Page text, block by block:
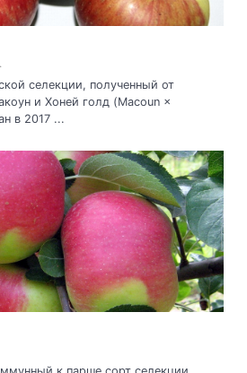
селекции, полученный от
и Хоней голд (Macoun ×
в 2017 ...